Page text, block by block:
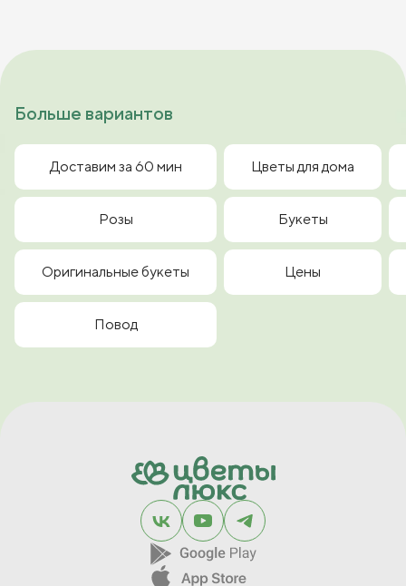
Больше вариантов
Доставим за 60 мин Цветы для дома
Розы Букеты
Оригинальные букеты Цены
Повод